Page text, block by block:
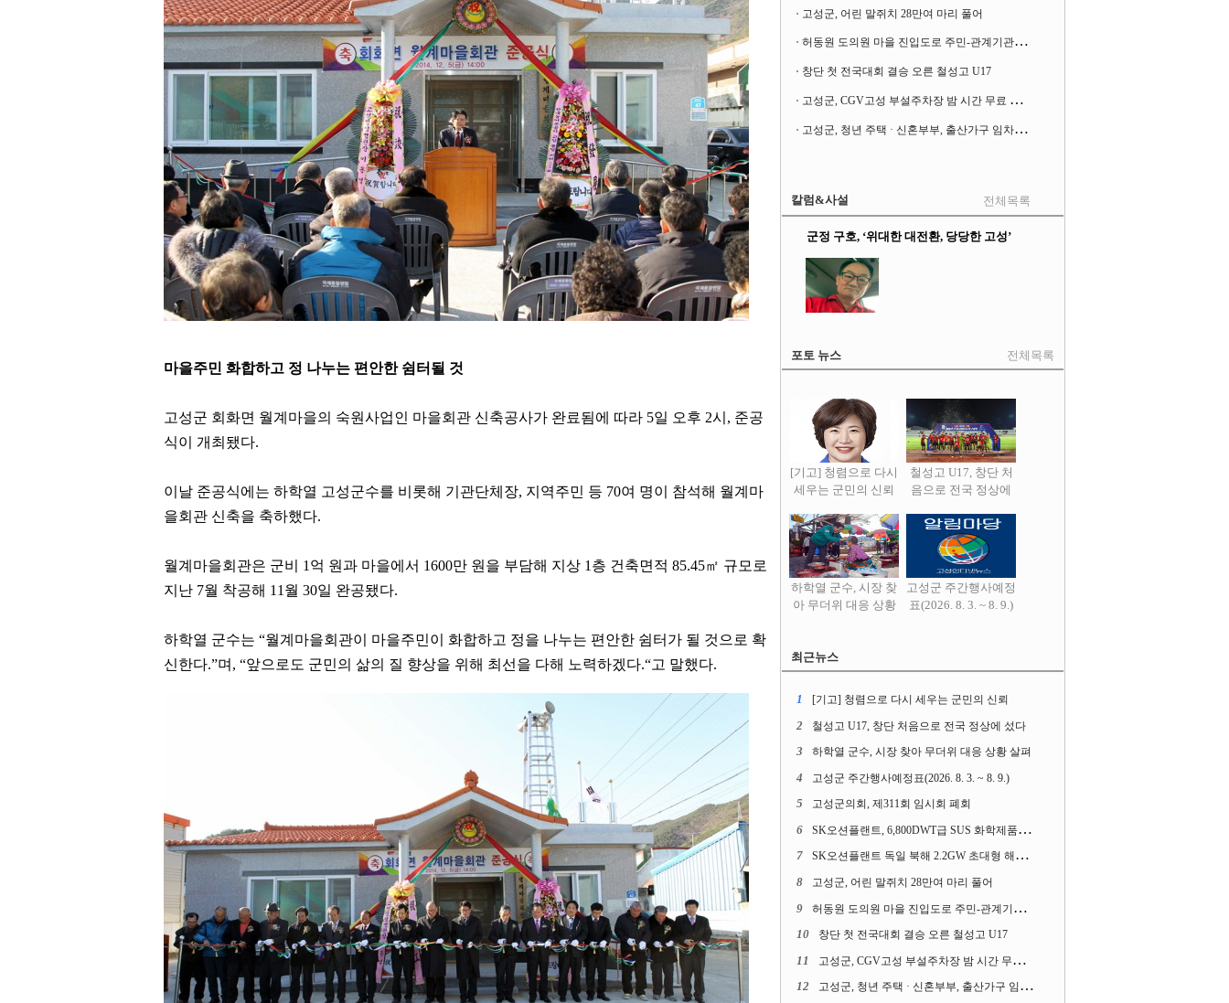
마을주민 화합하고 정 나누는 편안한 쉼터될 것
고성군 회화면 월계마을의 숙원사업인 마을회관 신축공사가 완료됨에 따라 5일 오후 2시, 준공
식이 개최됐다.
이날 준공식에는 하학열 고성군수를 비롯해 기관단체장, 지역주민 등 70여 명이 참석해 월계마
을회관 신축을 축하했다.
월계마을회관은 군비 1억 원과 마을에서 1600만 원을 부담해 지상 1층 건축면적 85.45㎡ 규모로
지난 7월 착공해 11월 30일 완공됐다.
하학열 군수는 “월계마을회관이 마을주민이 화합하고 정을 나누는 편안한 쉼터가 될 것으로 확
신한다.”며, “앞으로도 군민의 삶의 질 향상을 위해 최선을 다해 노력하겠다.“고 말했다.
고성군, 어린 말쥐치 28만여 마리 풀어
허
동원 도의원 마을 진입도로 주민-관계기관과 함께 간담회 열어
창단 첫 전국대회 결승 오른 철성고 U17
고
성군, CGV고성 부설주차장 밤 시간 무료 개방한다
고
성군, 청년 주택 · 신혼부부, 출산가구 임차보증금 대출이자 지원사업 시행
칼럼&사설 전체목록
군정 구호, ‘위대한 대전환, 당당한 고성’
포토 뉴스 전체목록
[기고] 청렴으로 다시
세우는 군민의 신뢰
철성고 U17, 창단 처
음으로 전국 정상에
하학열 군수, 시장 찾
아 무더위 대응 상황
고성군 주간행사예정
표(2026. 8. 3. ~ 8. 9.)
최근뉴스
1 [기고] 청렴으로 다시 세우는 군민의 신뢰
2 철성고 U17, 창단 처음으로 전국 정상에 섰다
3 하학열 군수, 시장 찾아 무더위 대응 상황 살펴
4 고성군 주간행사예정표(2026. 8. 3. ~ 8. 9.)
5 고성군의회, 제311회 임시회 폐회
6 SK오션플랜트, 6,800DWT급 SUS 화학제품운반선 2척 수주
7 SK오션플랜트 독일 북해 2.2GW 초대형 해상변전소 하부구조물 수주
8 고성군, 어린 말쥐치 28만여 마리 풀어
9 허동원 도의원 마을 진입도로 주민-관계기관과 함께 간담회 열어
10 창단 첫 전국대회 결승 오른 철성고 U17
11 고성군, CGV고성 부설주차장 밤 시간 무료 개방한다
12 고성군, 청년 주택 · 신혼부부, 출산가구 임차보증금 대출이자 지원사업 시행